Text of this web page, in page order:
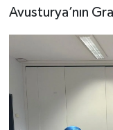
Avusturya’nın
SİVİL
SEÇİM 2014
KİM KİMDİR
ÇEK GÖNDER